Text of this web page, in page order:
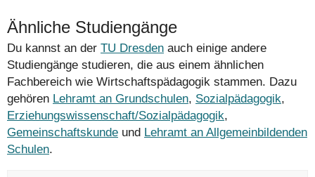
Ähnliche Studiengänge
Du kannst an der TU Dresden auch einige andere
Studiengänge studieren, die aus einem ähnlichen
Fachbereich wie Wirtschaftspädagogik stammen. Dazu
gehören Lehramt an Grundschulen, Sozialpädagogik,
Erziehungswissenschaft/Sozialpädagogik,
Gemeinschaftskunde und Lehramt an Allgemeinbildenden
Schulen.